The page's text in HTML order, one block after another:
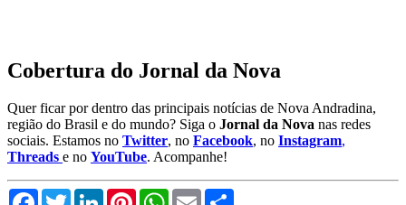
Cobertura do Jornal da Nova
Quer ficar por dentro das principais notícias de Nova Andradina,
região do Brasil e do mundo? Siga o Jornal da Nova nas redes
sociais. Estamos no Twitter, no Facebook, no Instagram,
Threads e no YouTube. Acompanhe!
FacebookTwitterLinkedInPinterestWhatsApp
Email